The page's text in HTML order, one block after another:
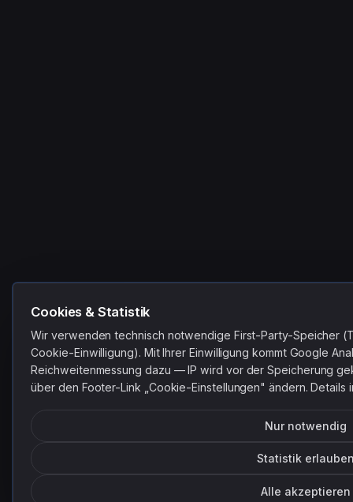
Cookies & Statistik
Wir verwenden technisch notwendige First-Party-Speicher
Cookie-Einwilligung). Mit Ihrer Einwilligung kommt Google
Reichweitenmessung dazu — IP wird vor der Speicherung
über den Footer-Link „Cookie-Einstellungen" ändern. Details
Nur notwendig
Statistik
Alle akzeptieren